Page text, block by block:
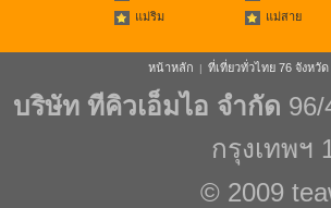
แม่ริม
แม่สาย
หน้าหลัก | ที่เที่ยวทั่วไทย 76 จังหวัด
บริษัท ทีคิวเอ็มไอ จำกัด
กรุงเทพฯ
© 2009